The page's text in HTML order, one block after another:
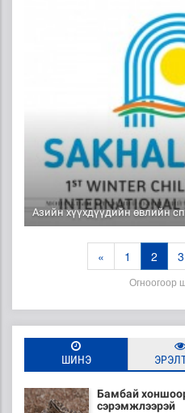
Азийн хүүхдүүдийн өвлийн
« 1 2 3
Огноогоор
ШИНЭ
Бамбай
сэрэмжлээрэй